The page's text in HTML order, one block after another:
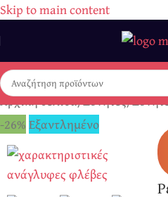
Skip to main content
Αρχική σελίδα/Δονητές/
-26%Εξαντλημένο